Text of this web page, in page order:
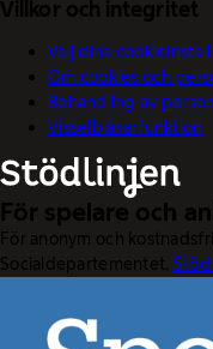
Villkor och integritet
Välj dina
Om cookies och
Behandling av
Visselblåsarfunktion
För spelare och
För anonym och
Socialdepartementet.